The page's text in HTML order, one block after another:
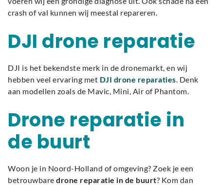
crash of val kunnen wij meestal repareren.
DJI drone reparatie
DJI is het bekendste merk in de dronemarkt, en wij
hebben veel ervaring met DJI drone reparaties. Denk
aan modellen zoals de Mavic, Mini, Air of Phantom.
Drone reparatie in
de buurt
Woon je in Noord-Holland of omgeving? Zoek je een
betrouwbare drone reparatie in de buurt? Kom dan